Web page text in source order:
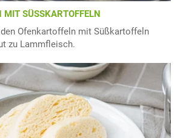
MIT SÜSSKARTOFFELN
Ofenkartoffeln mit Süßkartoffeln
zu Lammfleisch.